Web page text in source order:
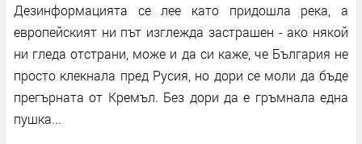
Дезинформацията се лее като придошла река, а
европейският ни път изглежда застрашен - ако някой
ни гледа отстрани, може и да си каже, че България не
просто клекнала пред Русия, но дори се моли да бъде
прегърната от Кремъл. Без дори да е гръмнала една
пушка...